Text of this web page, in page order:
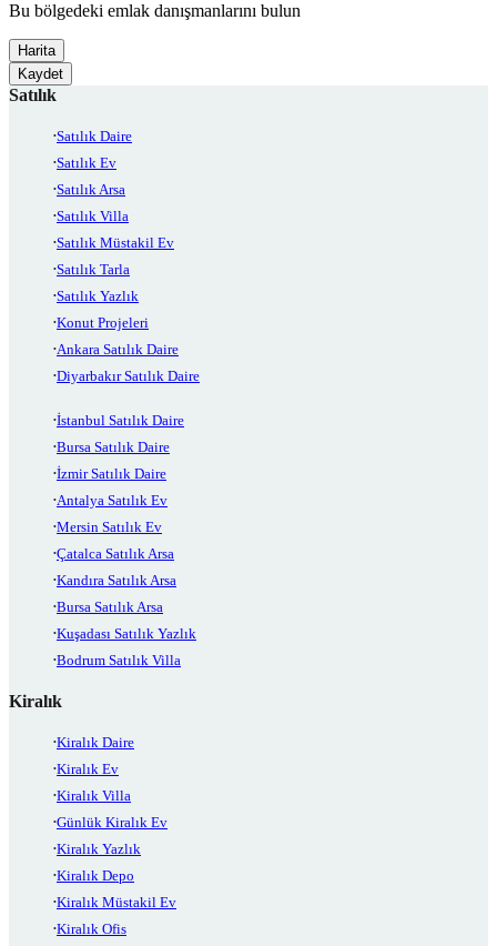
Bu bölgedeki emlak danışmanlarını bulun
Harita
Kaydet
Satılık
Satılık Daire
Satılık Ev
Satılık Arsa
Satılık Villa
Satılık Müstakil Ev
Satılık Tarla
Satılık Yazlık
Konut Projeleri
Ankara Satılık Daire
Diyarbakır Satılık Daire
İstanbul Satılık Daire
Bursa Satılık Daire
İzmir Satılık Daire
Antalya Satılık Ev
Mersin Satılık Ev
Çatalca Satılık Arsa
Kandıra Satılık Arsa
Bursa Satılık Arsa
Kuşadası Satılık Yazlık
Bodrum Satılık Villa
Kiralık
Kiralık Daire
Kiralık Ev
Kiralık Villa
Günlük Kiralık Ev
Kiralık Yazlık
Kiralık Depo
Kiralık Müstakil Ev
Kiralık Ofis